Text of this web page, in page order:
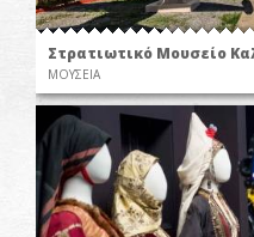
Στρατιωτικό Μουσείο
ΜΟΥΣΕΙΑ